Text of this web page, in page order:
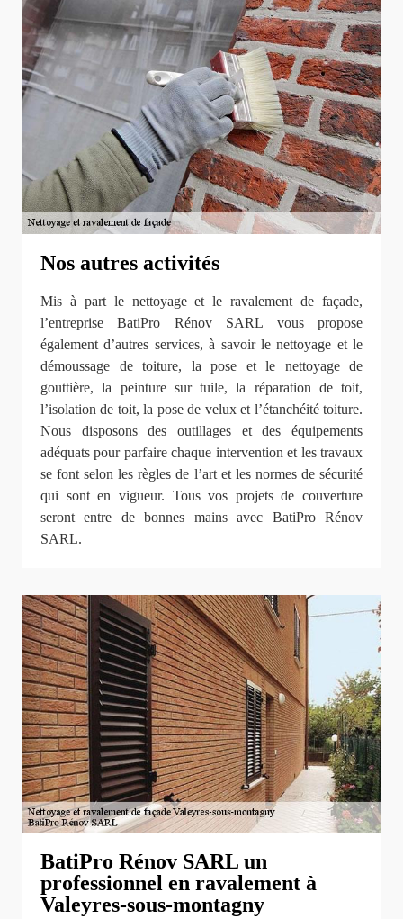
Nos autres activités
Mis à part le nettoyage et le ravalement de façade,
l’entreprise BatiPro Rénov SARL vous propose
également d’autres services, à savoir le nettoyage et le
démoussage de toiture, la pose et le nettoyage de
gouttière, la peinture sur tuile, la réparation de toit,
l’isolation de toit, la pose de velux et l’étanchéité toiture.
Nous disposons des outillages et des équipements
adéquats pour parfaire chaque intervention et les travaux
se font selon les règles de l’art et les normes de sécurité
qui sont en vigueur. Tous vos projets de couverture
seront entre de bonnes mains avec BatiPro Rénov
SARL.
BatiPro Rénov SARL un
professionnel en ravalement à
Valeyres-sous-montagny